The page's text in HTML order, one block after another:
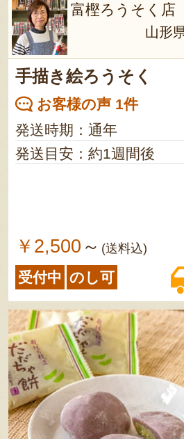
富樫ろうそく店
山形
手描き絵ろうそく
お客様の声 1件
発送時期：通年
発送目安：約1週間後
￥2,500 ～ (送料込)
受付中 のし可